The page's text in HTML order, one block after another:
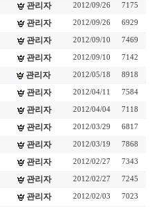
관리자 2012/09/26 7175
관리자 2012/09/26 6929
관리자 2012/09/10 7469
관리자 2012/09/10 7142
관리자 2012/05/18 8918
관리자 2012/04/11 7584
관리자 2012/04/04 7118
관리자 2012/03/29 6817
관리자 2012/03/19 7868
관리자 2012/02/27 7343
관리자 2012/02/27 7245
관리자 2012/02/03 7023